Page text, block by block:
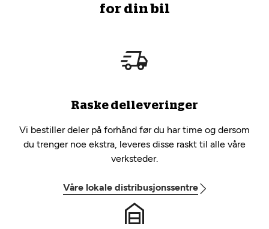
for din bil
Raske delleveringer
Vi bestiller deler på forhånd før du har time og dersom
du trenger noe ekstra, leveres disse raskt til alle våre
verksteder.
Våre lokale distribusjonssentre